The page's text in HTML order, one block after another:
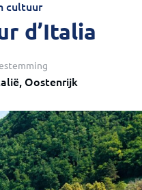
cultuur
d’Italia
Oostenrijk